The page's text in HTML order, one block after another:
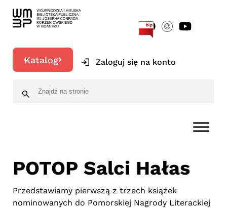
Katalog Zaloguj się na konto
POTOP Salci Hałas
Przedstawiamy pierwszą z trzech książek
nominowanych do Pomorskiej Nagrody Literackiej